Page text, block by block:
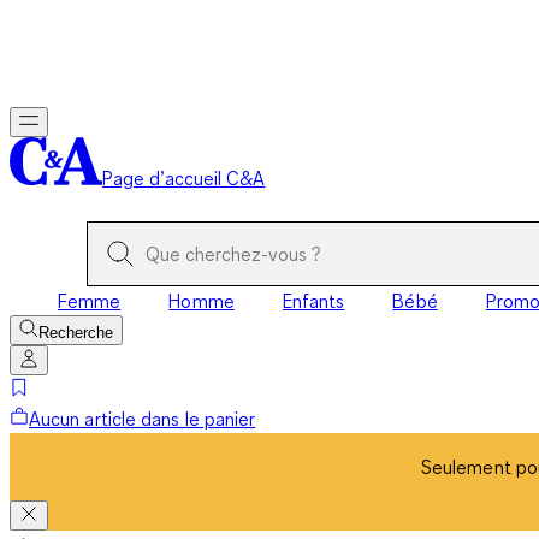
Page d’accueil C&A
Femme Homme Enfants Bébé Promo
Recherche
Aucun article dans le panier
Seulement